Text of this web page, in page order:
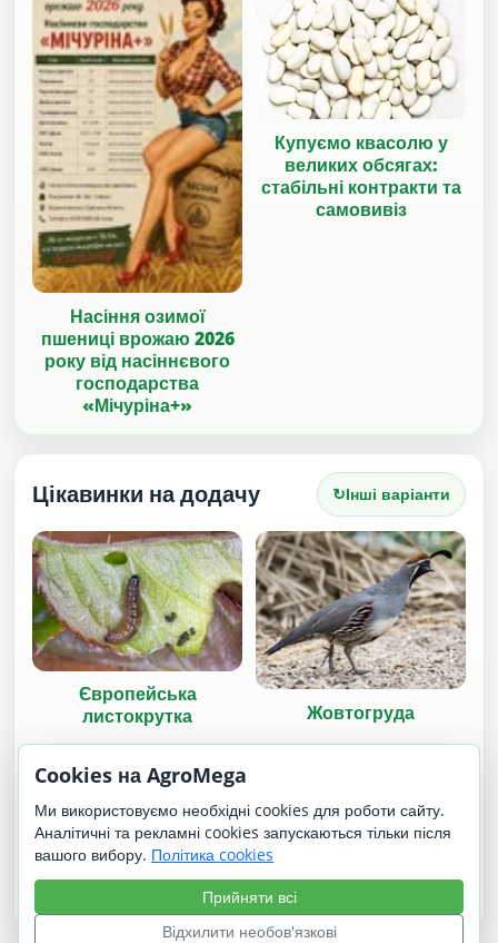
Насіння озимої
пшениці врожаю 2026
року від насіннєвого
господарства
«Мічуріна+»
Купуємо квасолю у
великих обсягах:
стабільні контракти та
самовивіз
Цікавинки на додачу ↻Інші варіанти
Європейська
листокрутка
Жовтогруда
Красуня Підмосковья Пелібуей | Pelibuey
Cookies на AgroMega
Ми використовуємо необхідні cookies для роботи сайту.
Аналітичні та рекламні cookies запускаються тільки після
вашого вибору. Політика cookies
Прийняти всі
Відхилити необов'язкові